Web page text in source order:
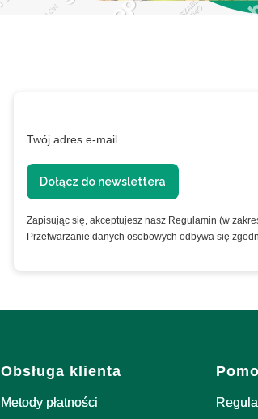
Twój adres e-mail
Dołącz do newslettera
Zapisując się, akceptujesz nasz Regulamin (w
Przetwarzanie danych osobowych odbywa się
Obsługa klienta
Metody płatności